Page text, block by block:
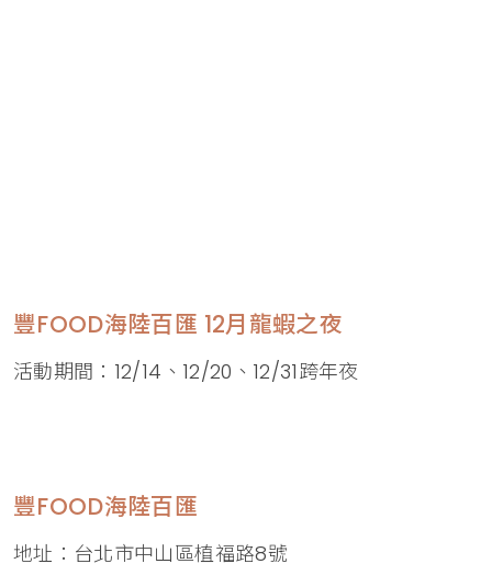
豐FOOD海陸百匯 12月龍蝦之夜
活動期間：12/14、12/20、12/31跨年夜
豐FOOD海陸百匯
地址：台北市中山區植福路8號